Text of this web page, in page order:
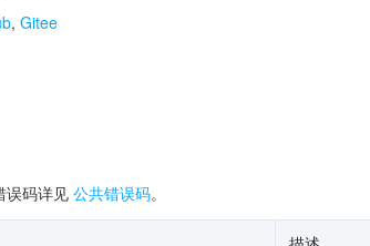
, Gitee
误码详见公共错误码。